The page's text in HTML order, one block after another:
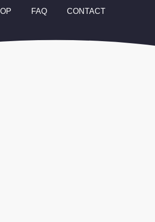
FAQ CONTACT